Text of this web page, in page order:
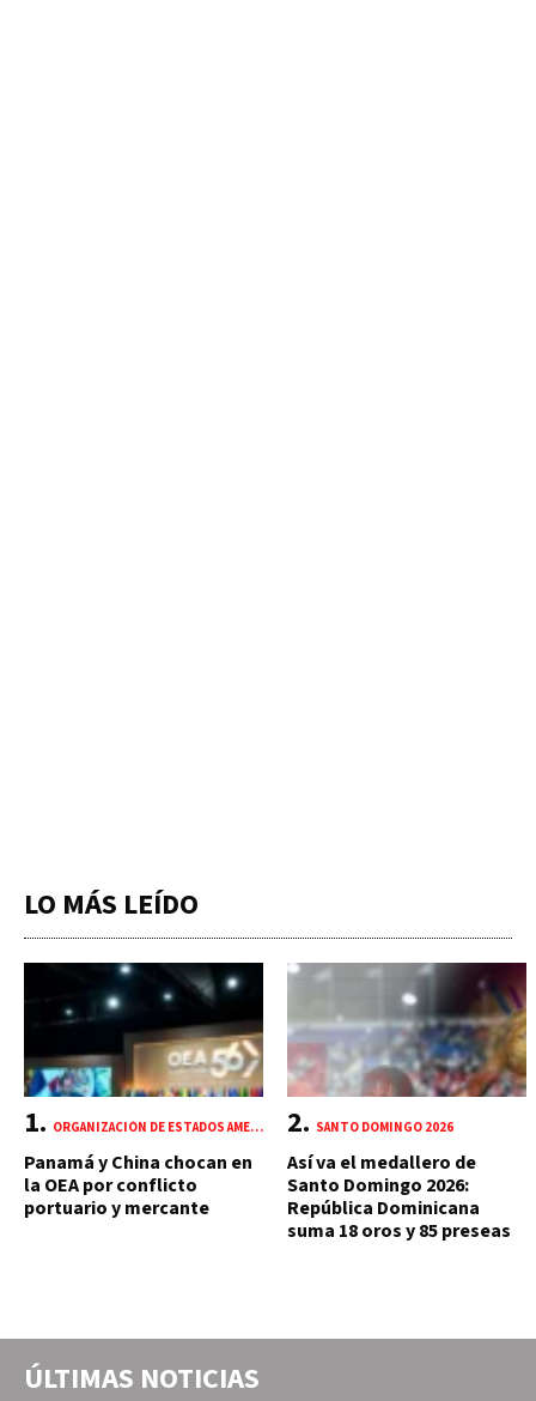
LO MÁS LEÍDO
ORGANIZACIÓN DE ESTADOS AMERICANOS (OEA)
Panamá y China chocan en
la OEA por conflicto
portuario y mercante
SANTO DOMINGO 2026
Así va el medallero de
Santo Domingo 2026:
República Dominicana
suma 18 oros y 85 preseas
ÚLTIMAS NOTICIAS